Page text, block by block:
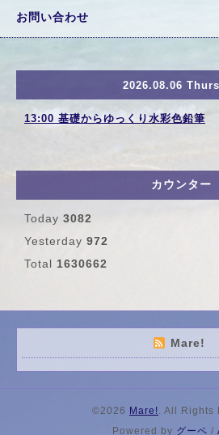
お問い合わせ
2026.08.06
13:00 基礎からゆっくり水彩色鉛筆
カウンター
Today 3082
Yesterday 972
Total 1630662
Mare!
©2026 Mare!. All Rights
Powered by グーペ /